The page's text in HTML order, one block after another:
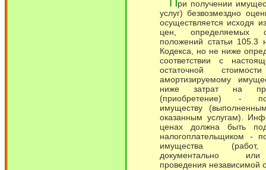
ри получении
услуг) безвозмездно
осуществляется исходя
цен, определяемых
положений статьи 105.3
Кодекса, но не ниже
соответствии с
остаточной
амортизируемому
ниже затрат на
(приобретение) -
имуществу
оказанным услугам).
ценах должна быть
налогоплательщиком -
имущества
документально
проведения независимой